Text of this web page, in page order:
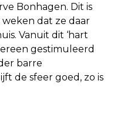
Bonhagen. Dit is
dat ze daar
Vanuit dit ‘hart
gestimuleerd
barre
de sfeer goed, zo is